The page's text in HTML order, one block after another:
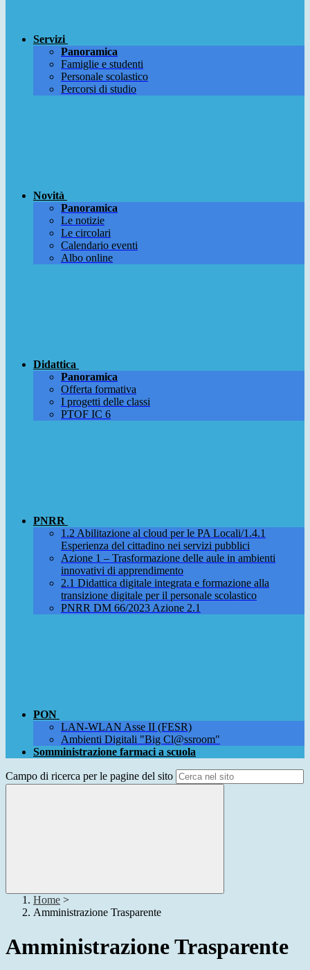
Servizi
Panoramica
Famiglie e studenti
Personale scolastico
Percorsi di studio
Novità
Panoramica
Le notizie
Le circolari
Calendario eventi
Albo online
Didattica
Panoramica
Offerta formativa
I progetti delle classi
PTOF IC 6
PNRR
1.2 Abilitazione al cloud per le PA Locali/1.4.1
Esperienza del cittadino nei servizi pubblici
Azione 1 – Trasformazione delle aule in ambienti
innovativi di apprendimento
2.1 Didattica digitale integrata e formazione alla
transizione digitale per il personale scolastico
PNRR DM 66/2023 Azione 2.1
PON
LAN-WLAN Asse II (FESR)
Ambienti Digitali "Big Cl@ssroom"
Somministrazione farmaci a scuola
Campo di ricerca per le pagine del sito
Home >
Amministrazione Trasparente
Amministrazione Trasparente